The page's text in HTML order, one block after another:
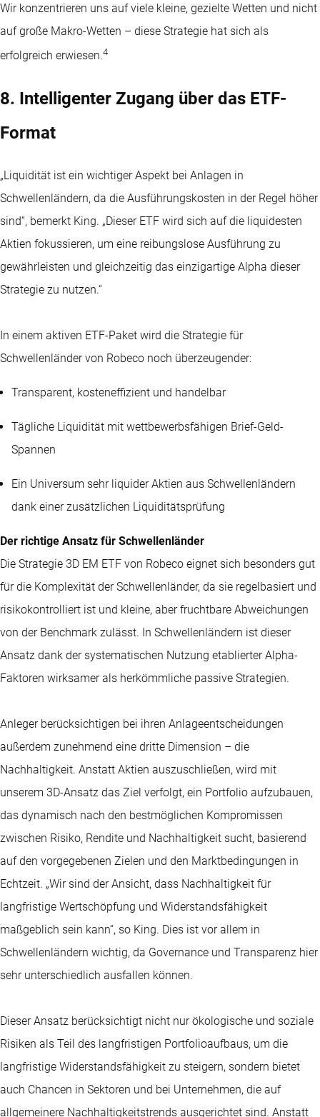
Wir konzentrieren uns auf viele kleine, gezielte Wetten und nicht
auf große Makro-Wetten – diese Strategie hat sich als
erfolgreich erwiesen.4
8. Intelligenter Zugang über das ETF-
Format
„Liquidität ist ein wichtiger Aspekt bei Anlagen in
Schwellenländern, da die Ausführungskosten in der Regel höher
sind“, bemerkt King. „Dieser ETF wird sich auf die liquidesten
Aktien fokussieren, um eine reibungslose Ausführung zu
gewährleisten und gleichzeitig das einzigartige Alpha dieser
Strategie zu nutzen.“
In einem aktiven ETF-Paket wird die Strategie für
Schwellenländer von Robeco noch überzeugender:
Transparent, kosteneffizient und handelbar
Tägliche Liquidität mit wettbewerbsfähigen Brief-Geld-
Spannen
Ein Universum sehr liquider Aktien aus Schwellenländern
dank einer zusätzlichen Liquiditätsprüfung
Der richtige Ansatz für Schwellenländer
Die Strategie 3D EM ETF von Robeco eignet sich besonders gut
für die Komplexität der Schwellenländer, da sie regelbasiert und
risikokontrolliert ist und kleine, aber fruchtbare Abweichungen
von der Benchmark zulässt. In Schwellenländern ist dieser
Ansatz dank der systematischen Nutzung etablierter Alpha-
Faktoren wirksamer als herkömmliche passive Strategien.
Anleger berücksichtigen bei ihren Anlageentscheidungen
außerdem zunehmend eine dritte Dimension – die
Nachhaltigkeit. Anstatt Aktien auszuschließen, wird mit
unserem 3D-Ansatz das Ziel verfolgt, ein Portfolio aufzubauen,
das dynamisch nach den bestmöglichen Kompromissen
zwischen Risiko, Rendite und Nachhaltigkeit sucht, basierend
auf den vorgegebenen Zielen und den Marktbedingungen in
Echtzeit. „Wir sind der Ansicht, dass Nachhaltigkeit für
langfristige Wertschöpfung und Widerstandsfähigkeit
maßgeblich sein kann“, so King. Dies ist vor allem in
Schwellenländern wichtig, da Governance und Transparenz hier
sehr unterschiedlich ausfallen können.
Dieser Ansatz berücksichtigt nicht nur ökologische und soziale
Risiken als Teil des langfristigen Portfolioaufbaus, um die
langfristige Widerstandsfähigkeit zu steigern, sondern bietet
auch Chancen in Sektoren und bei Unternehmen, die auf
allgemeinere Nachhaltigkeitstrends ausgerichtet sind. Anstatt